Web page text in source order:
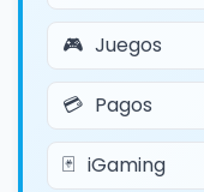
Juegos
Pagos
iGaming